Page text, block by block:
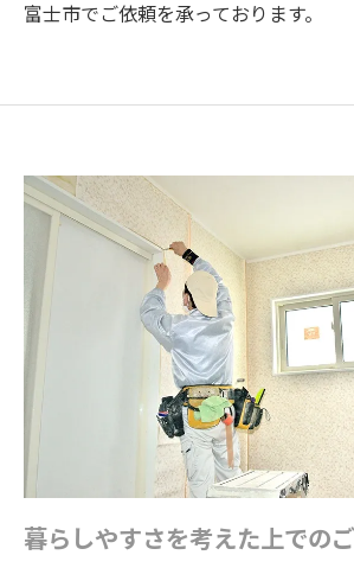
富士市でご依頼を承っております。
暮らしやすさを考えた上での